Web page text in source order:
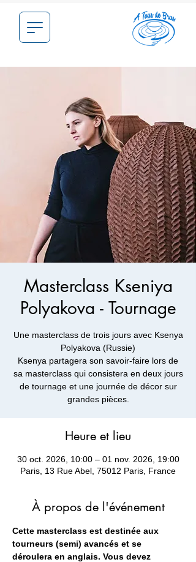
Masterclass Kseniya
Polyakova - Tournage
Une masterclass de trois jours avec Ksenya
Polyakova (Russie)
Ksenya partagera son savoir-faire lors de
sa masterclass qui consistera en deux jours
de tournage et une journée de décor sur
grandes pièces.
Heure et lieu
30 oct. 2026, 10:00 – 01 nov. 2026, 19:00
Paris, 13 Rue Abel, 75012 Paris, France
À propos de l'événement
Cette masterclass est destinée aux
tourneurs (semi) avancés et se
déroulera en anglais. Vous devez